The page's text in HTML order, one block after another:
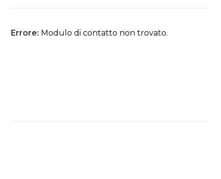
Errore: Modulo di contatto non trovato.